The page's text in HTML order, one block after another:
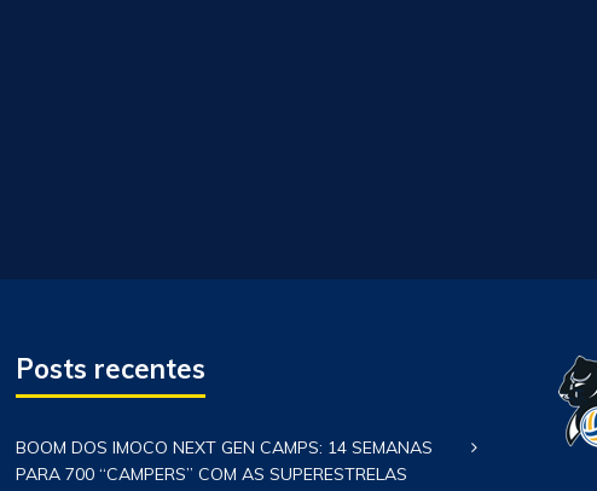
Posts recentes
BOOM DOS IMOCO NEXT GEN CAMPS: 14 SEMANAS
PARA 700 “CAMPERS” COM AS SUPERESTRELAS